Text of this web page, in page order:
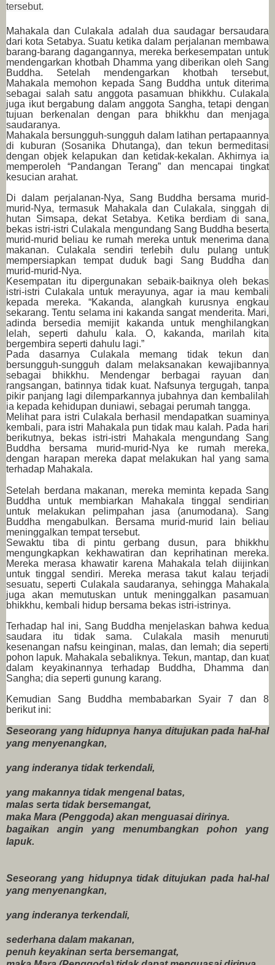
tersebut.
Mahakala dan Culakala adalah dua saudagar bersaudara
dari kota Setabya. Suatu ketika dalam perjalanan membawa
barang-barang dagangannya, mereka berkesempatan untuk
mendengarkan khotbah Dhamma yang diberikan oleh Sang
Buddha. Setelah mendengarkan khotbah tersebut,
Mahakala memohon kepada Sang Buddha untuk diterima
sebagai salah satu anggota pasamuan bhikkhu. Culakala
juga ikut bergabung dalam anggota Sangha, tetapi dengan
tujuan berkenalan dengan para bhikkhu dan menjaga
saudaranya.
Mahakala bersungguh-sungguh dalam latihan pertapaannya
di kuburan (Sosanika Dhutanga), dan tekun bermeditasi
dengan objek kelapukan dan ketidak-kekalan. Akhirnya ia
memperoleh “Pandangan Terang” dan mencapai tingkat
kesucian arahat.
Di dalam perjalanan-Nya, Sang Buddha bersama murid-
murid-Nya, termasuk Mahakala dan Culakala, singgah di
hutan Simsapa, dekat Setabya. Ketika berdiam di sana,
bekas istri-istri Culakala mengundang Sang Buddha beserta
murid-murid beliau ke rumah mereka untuk menerima dana
makanan. Culakala sendiri terlebih dulu pulang untuk
mempersiapkan tempat duduk bagi Sang Buddha dan
murid-murid-Nya.
Kesempatan itu dipergunakan sebaik-baiknya oleh bekas
istri-istri Culakala untuk merayunya, agar ia mau kembali
kepada mereka. “Kakanda, alangkah kurusnya engkau
sekarang. Tentu selama ini kakanda sangat menderita. Mari,
adinda bersedia memijit kakanda untuk menghilangkan
lelah, seperti dahulu kala. O, kakanda, marilah kita
bergembira seperti dahulu lagi.”
Pada dasarnya Culakala memang tidak tekun dan
bersungguh-sungguh dalam melaksanakan kewajibannya
sebagai bhikkhu. Mendengar berbagai rayuan dan
rangsangan, batinnya tidak kuat. Nafsunya tergugah, tanpa
pikir panjang lagi dilemparkannya jubahnya dan kembalilah
ia kepada kehidupan duniawi, sebagai perumah tangga.
Melihat para istri Culakala berhasil mendapatkan suaminya
kembali, para istri Mahakala pun tidak mau kalah. Pada hari
berikutnya, bekas istri-istri Mahakala mengundang Sang
Buddha bersama murid-murid-Nya ke rumah mereka,
dengan harapan mereka dapat melakukan hal yang sama
terhadap Mahakala.
Setelah berdana makanan, mereka meminta kepada Sang
Buddha untuk membiarkan Mahakala tinggal sendirian
untuk melakukan pelimpahan jasa (anumodana). Sang
Buddha mengabulkan. Bersama murid-murid lain beliau
meninggalkan tempat tersebut.
Sewaktu tiba di pintu gerbang dusun, para bhikkhu
mengungkapkan kekhawatiran dan keprihatinan mereka.
Mereka merasa khawatir karena Mahakala telah diijinkan
untuk tinggal sendiri. Mereka merasa takut kalau terjadi
sesuatu, seperti Culakala saudaranya, sehingga Mahakala
juga akan memutuskan untuk meninggalkan pasamuan
bhikkhu, kembali hidup bersama bekas istri-istrinya.
Terhadap hal ini, Sang Buddha menjelaskan bahwa kedua
saudara itu tidak sama. Culakala masih menuruti
kesenangan nafsu keinginan, malas, dan lemah; dia seperti
pohon lapuk. Mahakala sebaliknya. Tekun, mantap, dan kuat
dalam keyakinannya terhadap Buddha, Dhamma dan
Sangha; dia seperti gunung karang.
Kemudian Sang Buddha membabarkan Syair 7 dan 8
berikut ini:
Seseorang yang hidupnya hanya ditujukan pada hal-hal
yang menyenangkan,
yang inderanya tidak terkendali,
yang makannya tidak mengenal batas,
malas serta tidak bersemangat,
maka Mara (Penggoda) akan menguasai dirinya.
bagaikan angin yang menumbangkan pohon yang
lapuk.
Seseorang yang hidupnya tidak ditujukan pada hal-hal
yang menyenangkan,
yang inderanya terkendali,
sederhana dalam makanan,
penuh keyakinan serta bersemangat,